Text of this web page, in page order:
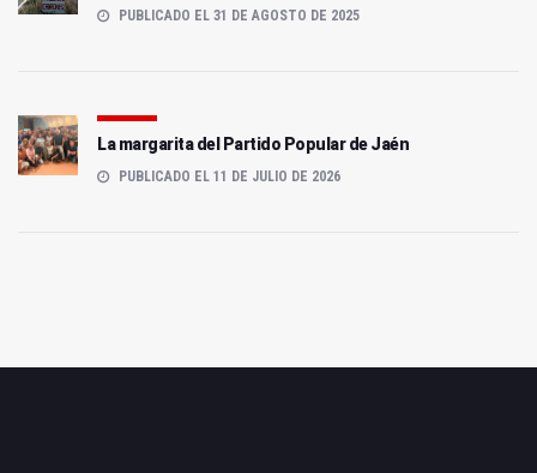
PUBLICADO EL 31 DE AGOSTO DE 2025
La margarita del Partido Popular de Jaén
PUBLICADO EL 11 DE JULIO DE 2026